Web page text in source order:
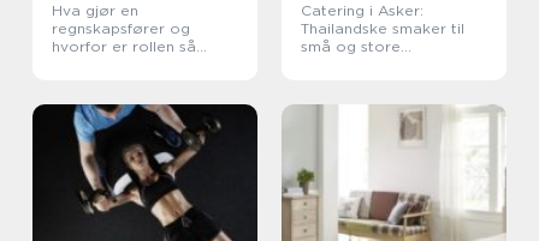
Hva gjør en
regnskapsfører og
hvorfor er rollen så
Catering i Asker:
Thailandske smaker til
små og store